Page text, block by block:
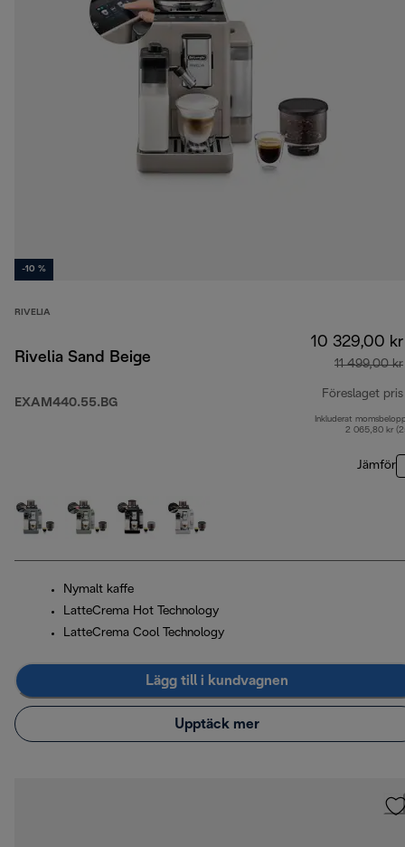
-10 %
RIVELIA
Rivelia Sand Beige
EXAM440.55.BG
10 329,00 kr
11 499,00 kr
Föreslaget pris
Inkluderat
2 065,80 kr
Jämför
Nymalt kaffe
LatteCrema Hot Technology
LatteCrema Cool Technology
Lägg till i kundvagnen
Upptäck mer